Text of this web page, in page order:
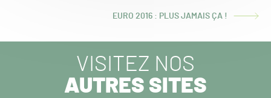
ARTICLE
EURO 2016 : PLUS JAMAIS ÇA !
VISITEZ NOS
AUTRES SITES